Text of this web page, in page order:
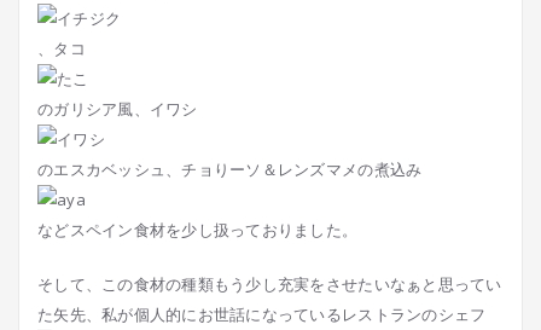
、タコ
のガリシア風、イワシ
のエスカベッシュ、チョりーソ＆レンズマメの煮込み
などスペイン食材を少し扱っておりました。
そして、この食材の種類もう少し充実をさせたいなぁと思ってい
た矢先、私が個人的にお世話になっているレストランのシェフ